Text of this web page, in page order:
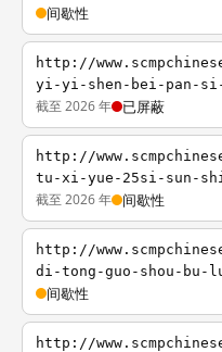
间歇性
http://
yi-yi-shen-bei-pan-
截至 2026 年 已屏蔽
http://
tu-xi-yue-25si-sun-
截至 2026 年 间歇性
http://
di-tong-guo-shou-bu-
间歇性
http://